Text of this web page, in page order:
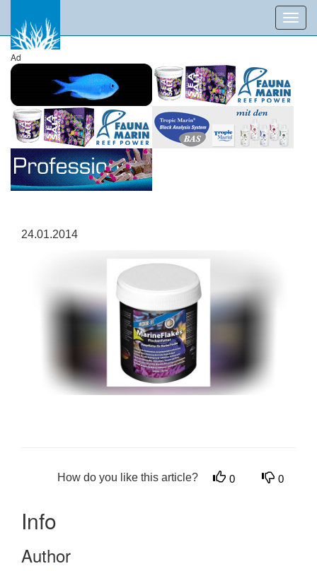
Ad
24.01.2014
How do you like this article? 0 0
Info
Author